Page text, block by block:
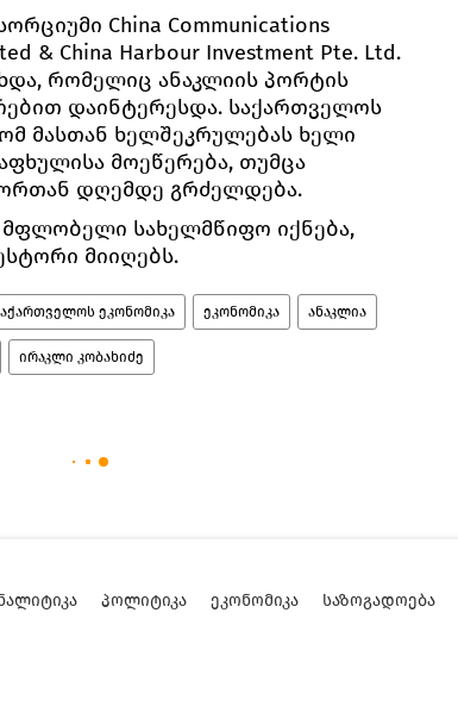
China Communications
& China Harbour Investment Pte. Ltd.
რომელიც ანაკლიის პორტის
დაინტერესდა. საქართველოს
მასთან ხელშეკრულებას ხელი
მოეწერება, თუმცა
დღემდე გრძელდება.
მფლობელი სახელმწიფო იქნება,
მიიღებს.
ეკონომიკა ეკონომიკა ანაკლია
ირაკლი კობახიძე
ᲞᲝᲚᲘᲢᲘᲙᲐ ᲔᲙᲝᲜᲝᲛᲘᲙᲐ ᲡᲐᲖᲝᲒᲐᲓᲝᲔᲑᲐ